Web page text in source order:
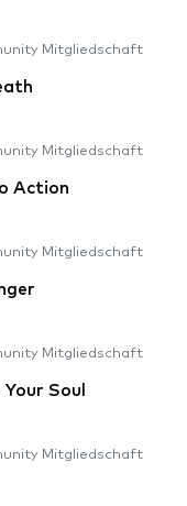
Mitgliedschaft
Mitgliedschaft
Action
Mitgliedschaft
Mitgliedschaft
Soul
Mitgliedschaft